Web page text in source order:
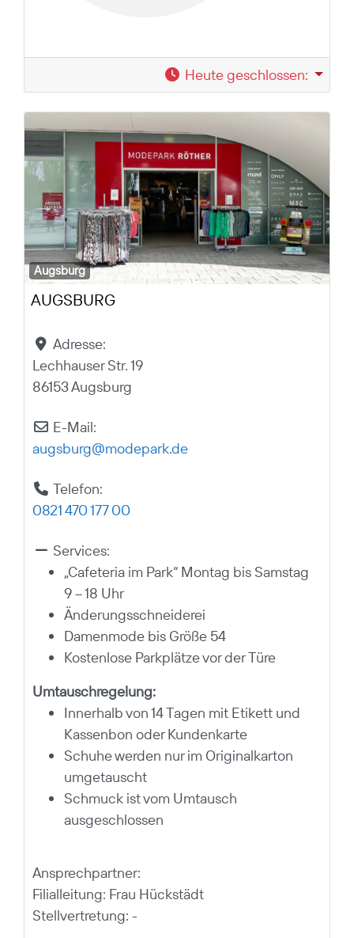
Heute geschlossen:
Augsburg
AUGSBURG
Adresse:
Lechhauser Str. 19
86153 Augsburg
E-Mail:
augsburg@modepark.de
Telefon:
0821 470 177 00
Services:
„Cafeteria im Park“ Montag bis Samstag
9 – 18 Uhr
Änderungsschneiderei
Damenmode bis Größe 54
Kostenlose Parkplätze vor der Türe
Umtauschregelung:
Innerhalb von 14 Tagen mit Etikett und
Kassenbon oder Kundenkarte
Schuhe werden nur im Originalkarton
umgetauscht
Schmuck ist vom Umtausch
ausgeschlossen
Ansprechpartner:
Filialleitung: Frau Hückstädt
Stellvertretung: -